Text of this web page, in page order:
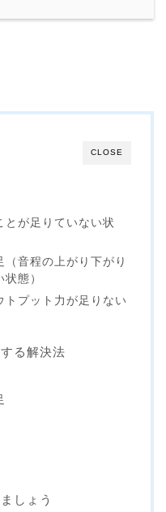
CLOSE
とが足りていない状
（音程の上がり下がり
態）
トプット力が足りない
る解決法
しょう